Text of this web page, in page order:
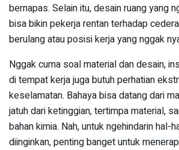
bernapas. Selain itu, desain ruang yang
bisa bikin pekerja rentan terhadap
berulang atau posisi kerja yang nggak
Nggak cuma soal material dan desain,
di tempat kerja juga butuh perhatian
keselamatan. Bahaya bisa datang dari
jatuh dari ketinggian, tertimpa material,
bahan kimia. Nah, untuk ngehindarin hal-
diinginkan, penting banget untuk